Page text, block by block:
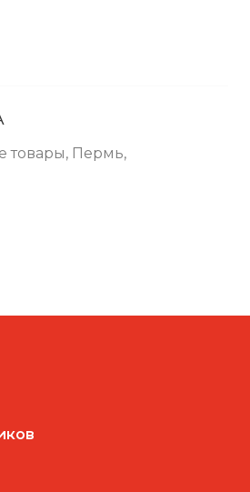
товары, Пермь,